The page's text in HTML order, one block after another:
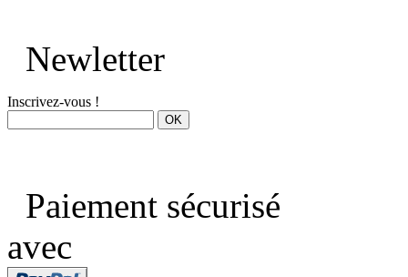
Newletter
Inscrivez-vous !
Paiement sécurisé
avec